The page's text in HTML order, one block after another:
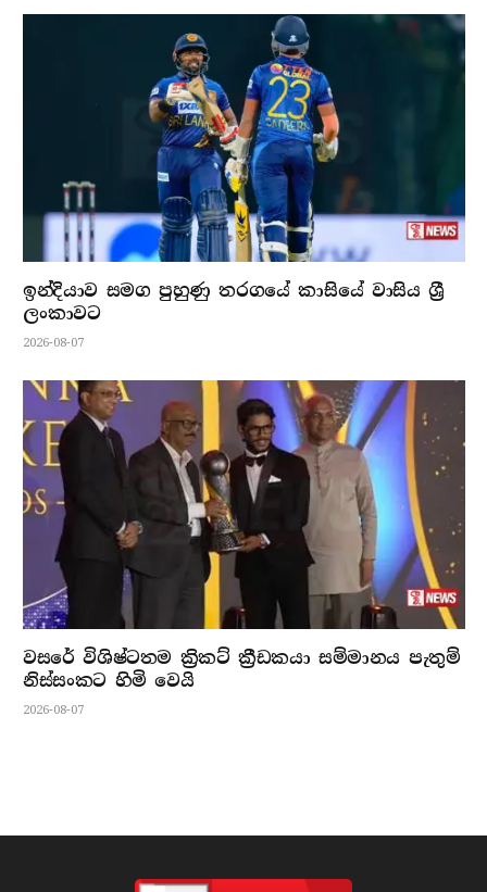
ඉන්දියාව සමග පුහුණු තරගයේ කාසියේ වාසිය ශ්‍රී
ලංකාවට
2026-08-07
වසරේ විශිෂ්ටතම ක්‍රිකට් ක්‍රීඩකයා සම්මානය පැතුම්
නිස්සංකට හිමි වෙයි
2026-08-07